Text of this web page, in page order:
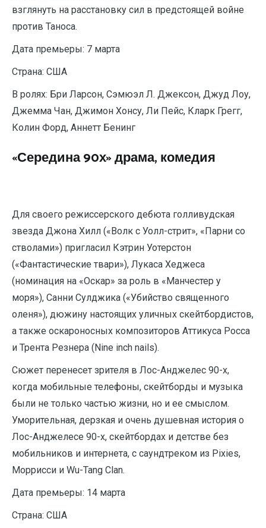
взглянуть на расстановку сил в предстоящей войне
против Таноса.
Дата премьеры: 7 марта
Страна: США
В ролях: Бри Ларсон, Сэмюэл Л. Джексон, Джуд Лоу,
Джемма Чан, Джимон Хонсу, Ли Пейс, Кларк Грегг,
Колин Форд, Аннетт Бенинг
«Середина 90х» драма, комедия
Для своего режиссерского дебюта голливудская
звезда Джона Хилл («Волк с Уолл-стрит», «Парни со
стволами») пригласил Кэтрин Уотерстон
(«Фантастические твари»), Лукаса Хеджеса
(номинация на «Оскар» за роль в «Манчестер у
моря»), Санни Сулджика («Убийство священного
оленя»), дюжину настоящих уличных скейтбордистов,
а также оскароносных композиторов Аттикуса Росса
и Трента Резнера (Nine inch nails).
Сюжет перенесет зрителя в Лос-Анджелес 90-х,
когда мобильные телефоны, скейтборды и музыка
были не только частью жизни, но и ее смыслом.
Уморительная, дерзкая и очень душевная история о
Лос-Анджелесе 90-х, скейтбордах и детстве без
мобильников и интернета, с саундтреком из Pixies,
Моррисси и Wu-Tang Clan.
Дата премьеры: 14 марта
Страна: США